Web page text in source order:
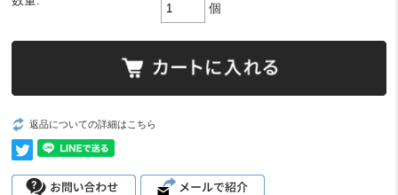
個
返品についての詳細はこちら